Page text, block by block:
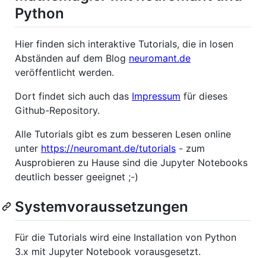
Python
Hier finden sich interaktive Tutorials, die in losen
Abständen auf dem Blog neuromant.de
veröffentlicht werden.
Dort findet sich auch das Impressum für dieses
Github-Repository.
Alle Tutorials gibt es zum besseren Lesen online
unter https://neuromant.de/tutorials - zum
Ausprobieren zu Hause sind die Jupyter Notebooks
deutlich besser geeignet ;-)
Systemvoraussetzungen
Für die Tutorials wird eine Installation von Python
3.x mit Jupyter Notebook vorausgesetzt.